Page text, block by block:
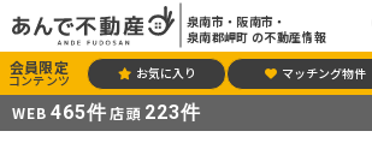
泉南市・阪南市・
泉南郡岬町 の不動産情報
会員限定
コンテンツ お気に入り マッチング物件
WEB 465件 店頭 223件